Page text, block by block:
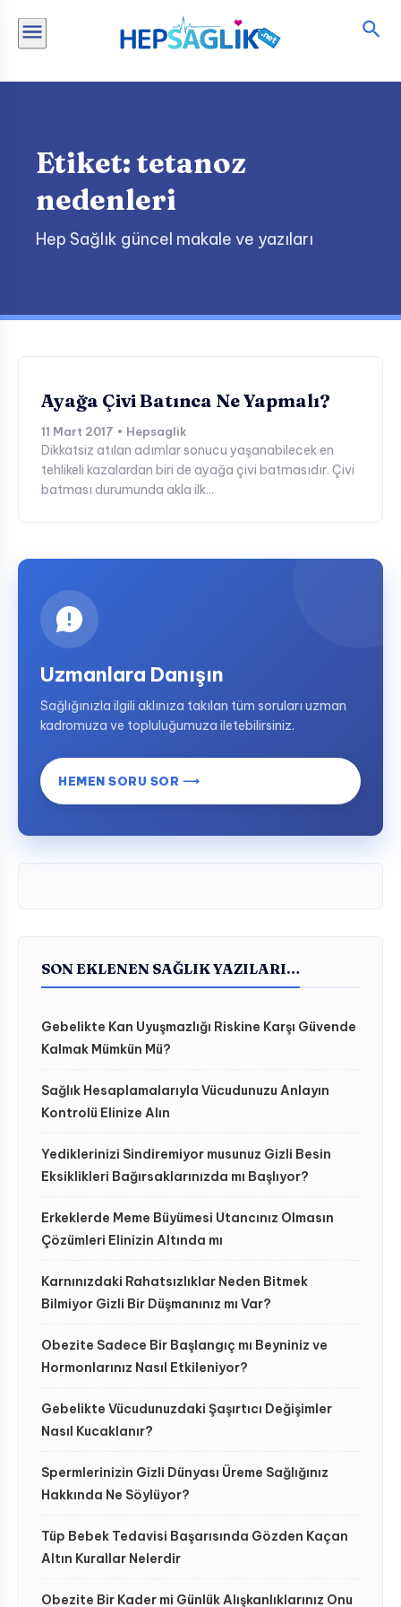
atla
Etiket: tetanoz
nedenleri
Hep Sağlık güncel makale ve yazıları
Ayağa Çivi Batınca Ne Yapmalı?
11 Mart 2017 • Hepsaglik
Dikkatsiz atılan adımlar sonucu yaşanabilecek en
tehlikeli kazalardan biri de ayağa çivi batmasıdır. Çivi
batması durumunda akla ilk...
Uzmanlara Danışın
Sağlığınızla ilgili aklınıza takılan tüm soruları uzman
kadromuza ve topluluğumuza iletebilirsiniz.
HEMEN SORU SOR ⟶
SON EKLENEN SAĞLIK YAZILARI…
Gebelikte Kan Uyuşmazlığı Riskine Karşı Güvende
Kalmak Mümkün Mü?
Sağlık Hesaplamalarıyla Vücudunuzu Anlayın
Kontrolü Elinize Alın
Yediklerinizi Sindiremiyor musunuz Gizli Besin
Eksiklikleri Bağırsaklarınızda mı Başlıyor?
Erkeklerde Meme Büyümesi Utancınız Olmasın
Çözümleri Elinizin Altında mı
Karnınızdaki Rahatsızlıklar Neden Bitmek
Bilmiyor Gizli Bir Düşmanınız mı Var?
Obezite Sadece Bir Başlangıç mı Beyniniz ve
Hormonlarınız Nasıl Etkileniyor?
Gebelikte Vücudunuzdaki Şaşırtıcı Değişimler
Nasıl Kucaklanır?
Spermlerinizin Gizli Dünyası Üreme Sağlığınız
Hakkında Ne Söylüyor?
Tüp Bebek Tedavisi Başarısında Gözden Kaçan
Altın Kurallar Nelerdir
Obezite Bir Kader mi Günlük Alışkanlıklarınız Onu